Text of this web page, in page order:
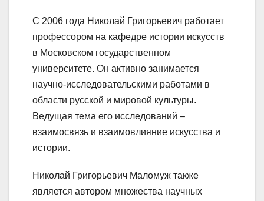
С 2006 года Николай Григорьевич работает
профессором на кафедре истории искусств
в Московском государственном
университете. Он активно занимается
научно-исследовательскими работами в
области русской и мировой культуры.
Ведущая тема его исследований –
взаимосвязь и взаимовлияние искусства и
истории.
Николай Григорьевич Маломуж также
является автором множества научных